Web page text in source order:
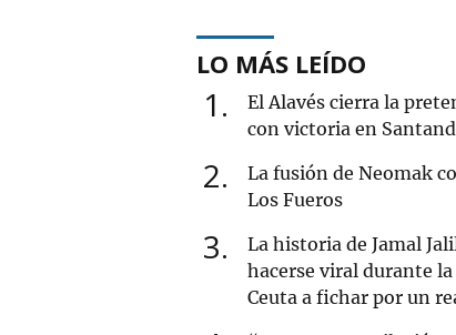
LO MÁS LEÍDO
1
El Alavés cierra la
con victoria en
2
La fusión de Neomak
Los Fueros
3
La historia de Jamal
hacerse viral durante la
Ceuta a fichar por un